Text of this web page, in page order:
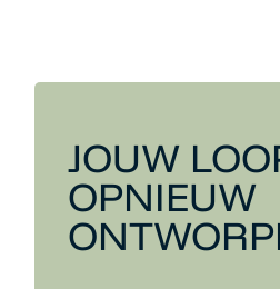
JOUW
OPNIEUW